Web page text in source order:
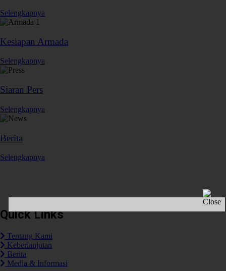
Selengkapnya
Kesiapan Armada
Selengkapnya
Siaran Pers
Selengkapnya
Berita
Selengkapnya
Quick Links
Tentang Kami
Keberlanjutan
Berita
Media & Informasi